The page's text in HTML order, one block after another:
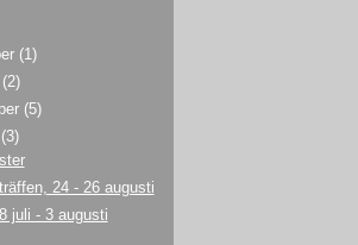
(1)
(2)
(5)
(3)
24 - 26 augusti
juli - 3 augusti